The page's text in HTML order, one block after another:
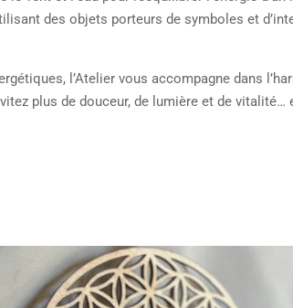
des objets porteurs de symboles et
l’Atelier vous accompagne dans
plus de douceur, de lumière et de